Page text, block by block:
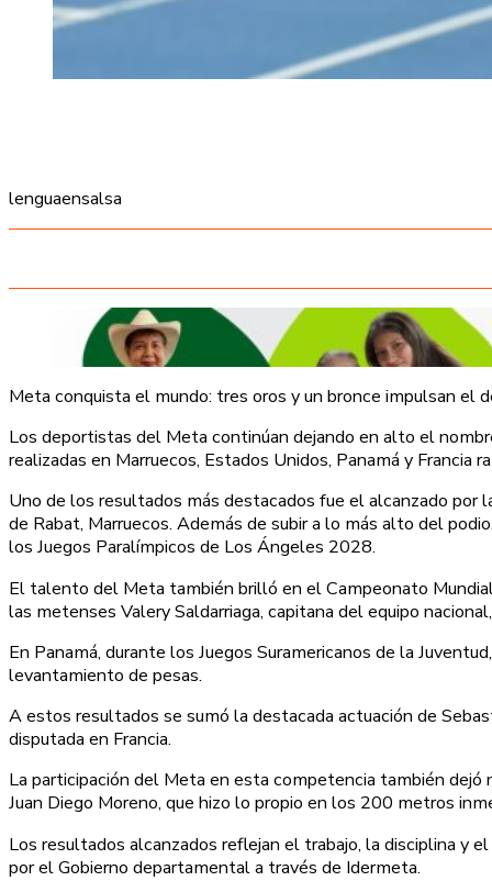
lenguaensalsa
Meta conquista el mundo: tres oros y un bronce impulsan el
Los deportistas del Meta continúan dejando en alto el
realizadas en Marruecos, Estados Unidos, Panamá y
Uno de los resultados más destacados fue el alcanzado
de Rabat, Marruecos. Además de subir a lo más alto del
los Juegos Paralímpicos de Los Ángeles 2028.
El talento del Meta también brilló en el Campeonato
las metenses Valery Saldarriaga, capitana del equipo
En Panamá, durante los Juegos Suramericanos de la
levantamiento de pesas.
A estos resultados se sumó la destacada actuación de
disputada en Francia.
La participación del Meta en esta competencia también
Juan Diego Moreno, que hizo lo propio en los 200 metros
Los resultados alcanzados reflejan el trabajo, la disciplina
por el Gobierno departamental a través de Idermeta.